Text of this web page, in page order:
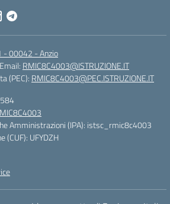
- 00042 - Anzio
Email: RMIC8C4003@ISTRUZIONE.IT
(PEC): RMIC8C4003@PEC.ISTRUZIONE.IT
Amministrazioni (IPA): istsc_rmic8c4003
(CUF): UFYDZH